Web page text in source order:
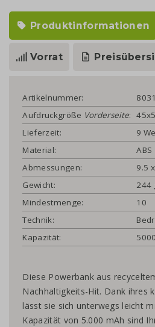
Produktinformationen
Vorrat
Artikelnummer:
Aufdruckgröße Vorderseite:
Lieferzeit:
9
Material:
ABS
Abmessungen:
9.5
Gewicht:
244
Mindestmenge:
10
Technik:
Kapazität:
Diese Powerbank aus
Nachhaltigkeits-Hit. Dank ihres
lässt sie sich unterwegs leicht
Kapazität von 5.000 mAh sind